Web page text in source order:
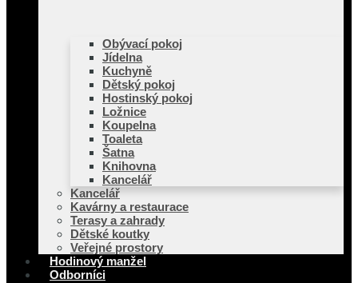
Obývací pokoj
Jídelna
Kuchyně
Dětský pokoj
Hostinský pokoj
Ložnice
Koupelna
Toaleta
Šatna
Knihovna
Kancelář
Kancelář
Kavárny a restaurace
Terasy a zahrady
Dětské koutky
Veřejné prostory
Hodinový manžel
Odborníci